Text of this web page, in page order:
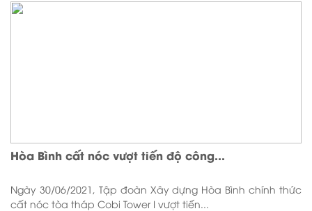
Hòa Bình cất nóc vượt tiến độ công...
Ngày 30/06/2021, Tập đoàn Xây dựng Hòa Bình chính thức
cất nóc tòa tháp Cobi Tower I vượt tiến...